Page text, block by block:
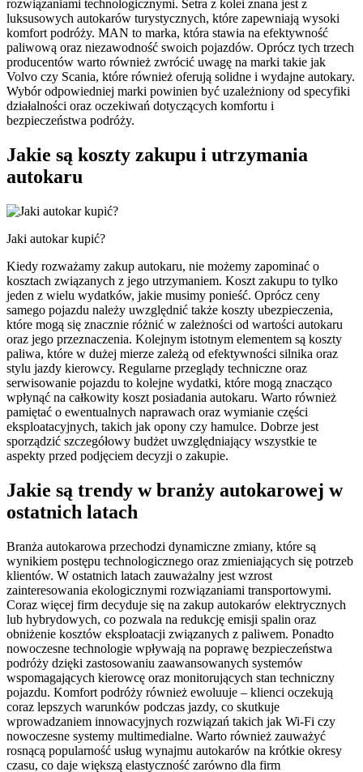
rozwiązaniami technologicznymi. Setra z kolei znana jest z
luksusowych autokarów turystycznych, które zapewniają wysoki
komfort podróży. MAN to marka, która stawia na efektywność
paliwową oraz niezawodność swoich pojazdów. Oprócz tych trzech
producentów warto również zwrócić uwagę na marki takie jak
Volvo czy Scania, które również oferują solidne i wydajne autokary.
Wybór odpowiedniej marki powinien być uzależniony od specyfiki
działalności oraz oczekiwań dotyczących komfortu i
bezpieczeństwa podróży.
Jakie są koszty zakupu i utrzymania
autokaru
Jaki autokar kupić?
Kiedy rozważamy zakup autokaru, nie możemy zapominać o
kosztach związanych z jego utrzymaniem. Koszt zakupu to tylko
jeden z wielu wydatków, jakie musimy ponieść. Oprócz ceny
samego pojazdu należy uwzględnić także koszty ubezpieczenia,
które mogą się znacznie różnić w zależności od wartości autokaru
oraz jego przeznaczenia. Kolejnym istotnym elementem są koszty
paliwa, które w dużej mierze zależą od efektywności silnika oraz
stylu jazdy kierowcy. Regularne przeglądy techniczne oraz
serwisowanie pojazdu to kolejne wydatki, które mogą znacząco
wpłynąć na całkowity koszt posiadania autokaru. Warto również
pamiętać o ewentualnych naprawach oraz wymianie części
eksploatacyjnych, takich jak opony czy hamulce. Dobrze jest
sporządzić szczegółowy budżet uwzględniający wszystkie te
aspekty przed podjęciem decyzji o zakupie.
Jakie są trendy w branży autokarowej w
ostatnich latach
Branża autokarowa przechodzi dynamiczne zmiany, które są
wynikiem postępu technologicznego oraz zmieniających się potrzeb
klientów. W ostatnich latach zauważalny jest wzrost
zainteresowania ekologicznymi rozwiązaniami transportowymi.
Coraz więcej firm decyduje się na zakup autokarów elektrycznych
lub hybrydowych, co pozwala na redukcję emisji spalin oraz
obniżenie kosztów eksploatacji związanych z paliwem. Ponadto
nowoczesne technologie wpływają na poprawę bezpieczeństwa
podróży dzięki zastosowaniu zaawansowanych systemów
wspomagających kierowcę oraz monitorujących stan techniczny
pojazdu. Komfort podróży również ewoluuje – klienci oczekują
coraz lepszych warunków podczas jazdy, co skutkuje
wprowadzaniem innowacyjnych rozwiązań takich jak Wi-Fi czy
nowoczesne systemy multimedialne. Warto również zauważyć
rosnącą popularność usług wynajmu autokarów na krótkie okresy
czasu, co daje większą elastyczność zarówno dla firm